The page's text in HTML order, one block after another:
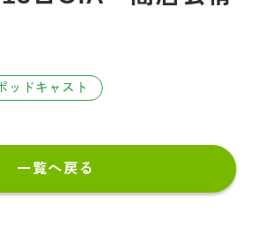
ッドキャスト
一覧へ戻る